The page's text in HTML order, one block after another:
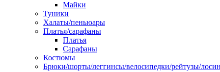
Майки
Туники
Халаты/пеньюары
Платья/сарафаны
Платья
Сарафаны
Костюмы
Брюки/шорты/леггинсы/велосипедки/рейтузы/